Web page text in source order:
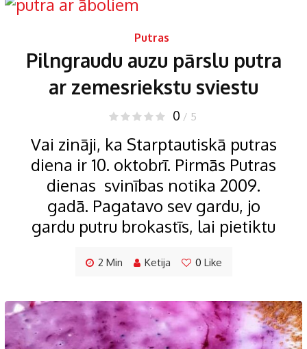
Putras
Pilngraudu auzu pārslu putra
ar zemesriekstu sviestu
0 / 5
Vai zināji, ka Starptautiskā putras
diena ir 10. oktobrī. Pirmās Putras
dienas svinības notika 2009.
gadā. Pagatavo sev gardu, jo
gardu putru brokastīs, lai pietiktu
2 Min Ketija 0 Like